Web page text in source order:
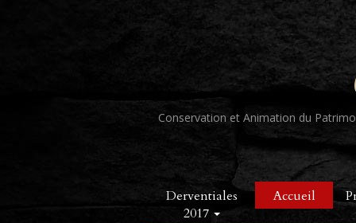
Conservation et Animation du
Derventiales
2017
Accueil